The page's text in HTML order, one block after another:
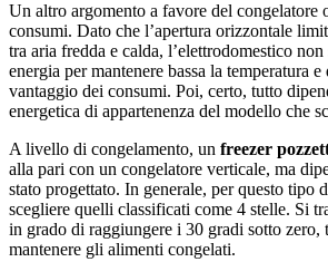
Un altro argomento a favore del congelatore
consumi. Dato che l’apertura orizzontale
tra aria fredda e calda, l’elettrodomestico non
energia per mantenere bassa la temperatura
vantaggio dei consumi. Poi, certo, tutto
energetica di appartenenza del modello che
A livello di congelamento, un freezer
alla pari con un congelatore verticale, ma
stato progettato. In generale, per questo tipo
scegliere quelli classificati come 4 stelle. Si
in grado di raggiungere i 30 gradi sotto zero,
mantenere gli alimenti congelati.